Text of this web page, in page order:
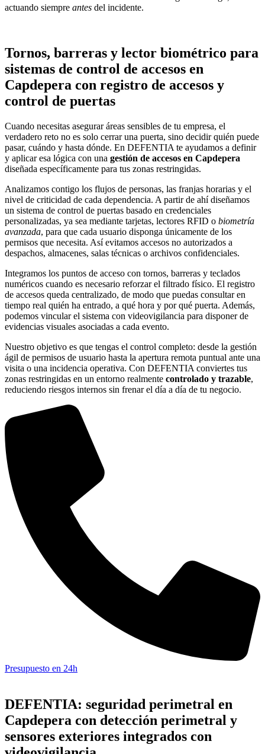
actuando siempre antes del incidente.
Tornos, barreras y lector biométrico para
sistemas de control de accesos en
Capdepera con registro de accesos y
control de puertas
Cuando necesitas asegurar áreas sensibles de tu empresa, el
verdadero reto no es solo cerrar una puerta, sino decidir quién puede
pasar, cuándo y hasta dónde. En DEFENTIA te ayudamos a definir
y aplicar esa lógica con una gestión de accesos en Capdepera
diseñada específicamente para tus zonas restringidas.
Analizamos contigo los flujos de personas, las franjas horarias y el
nivel de criticidad de cada dependencia. A partir de ahí diseñamos
un sistema de control de puertas basado en credenciales
personalizadas, ya sea mediante tarjetas, lectores RFID o biometría
avanzada, para que cada usuario disponga únicamente de los
permisos que necesita. Así evitamos accesos no autorizados a
despachos, almacenes, salas técnicas o archivos confidenciales.
Integramos los puntos de acceso con tornos, barreras y teclados
numéricos cuando es necesario reforzar el filtrado físico. El registro
de accesos queda centralizado, de modo que puedas consultar en
tiempo real quién ha entrado, a qué hora y por qué puerta. Además,
podemos vincular el sistema con videovigilancia para disponer de
evidencias visuales asociadas a cada evento.
Nuestro objetivo es que tengas el control completo: desde la gestión
ágil de permisos de usuario hasta la apertura remota puntual ante una
visita o una incidencia operativa. Con DEFENTIA conviertes tus
zonas restringidas en un entorno realmente controlado y trazable,
reduciendo riesgos internos sin frenar el día a día de tu negocio.
Presupuesto en 24h
DEFENTIA: seguridad perimetral en
Capdepera con detección perimetral y
sensores exteriores integrados con